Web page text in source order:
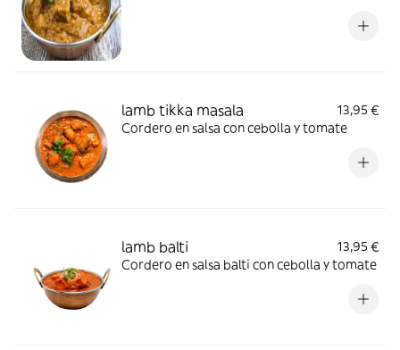
lamb tikka masala
13,95 €
Cordero en salsa con cebolla y tomate
lamb balti
13,95 €
Cordero en salsa balti con cebolla y tomate